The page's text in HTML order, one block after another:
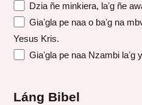
Dzia ñe minkiera, laʼg ñe
Giaʼgla pe naa o baʼg na
Yesus Kris.
Giaʼgla pe naa Nzambi laʼg
Láng Bibel